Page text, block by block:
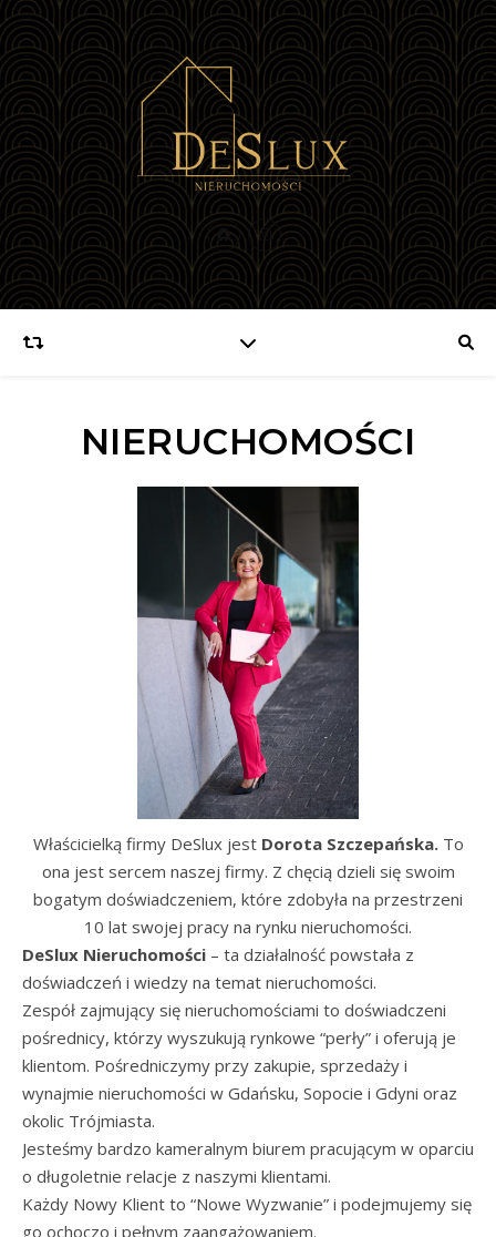
NIERUCHOMOŚCI
Właścicielką firmy DeSlux jest Dorota Szczepańska.To
ona jest sercem naszej firmy. Z chęcią dzieli się swoim
bogatym doświadczeniem, które zdobyła na przestrzeni
10 lat swojej pracy na rynku nieruchomości.
DeSlux Nieruchomości – ta działalność powstała z
doświadczeń i wiedzy na temat nieruchomości.
Zespół zajmujący się nieruchomościami to doświadczeni
pośrednicy, którzy wyszukują rynkowe “perły” i oferują je
klientom. Pośredniczymy przy zakupie, sprzedaży i
wynajmie nieruchomości w Gdańsku, Sopocie i Gdyni oraz
okolic Trójmiasta.
Jesteśmy bardzo kameralnym biurem pracującym w oparciu
o długoletnie relacje z naszymi klientami.
Każdy Nowy Klient to “Nowe Wyzwanie” i podejmujemy się
go ochoczo i pełnym zaangażowaniem.